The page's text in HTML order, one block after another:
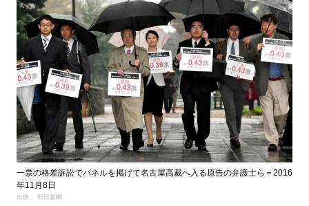
一票の格差訴訟でパネルを掲げて名古屋高裁へ入る原告の弁護士ら＝2016
年11月8日
出典： 朝日新聞